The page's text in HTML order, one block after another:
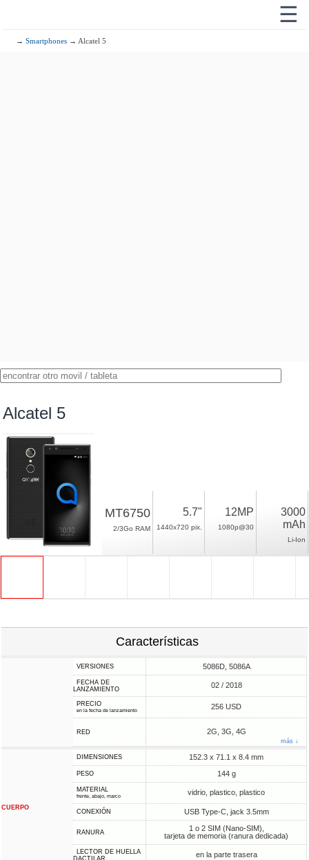
☰
→Smartphones → Alcatel 5
Alcatel 5
MT6750
2/3Go RAM
5.7"
1440x720 pix.
12MP
1080p@30
3000
mAh
Li-Ion
Características
VERSIONES 5086D, 5086A
FECHA DE
LANZAMIENTO
02 / 2018
PRECIO
en la fecha de lanzamiento 256 USD
RED 2G, 3G, 4G
más ↓
CUERPO
DIMENSIONES 152.3 x 71.1 x 8.4 mm
PESO 144 g
MATERIAL
frente, abajo, marco vidrio, plastico, plastico
CONEXIÓN USB Type-C, jack 3.5mm
RANURA
1 o 2 SIM (Nano-SIM),
tarjeta de memoria (ranura dedicada)
LECTOR DE HUELLA
DACTILAR
en la parte trasera